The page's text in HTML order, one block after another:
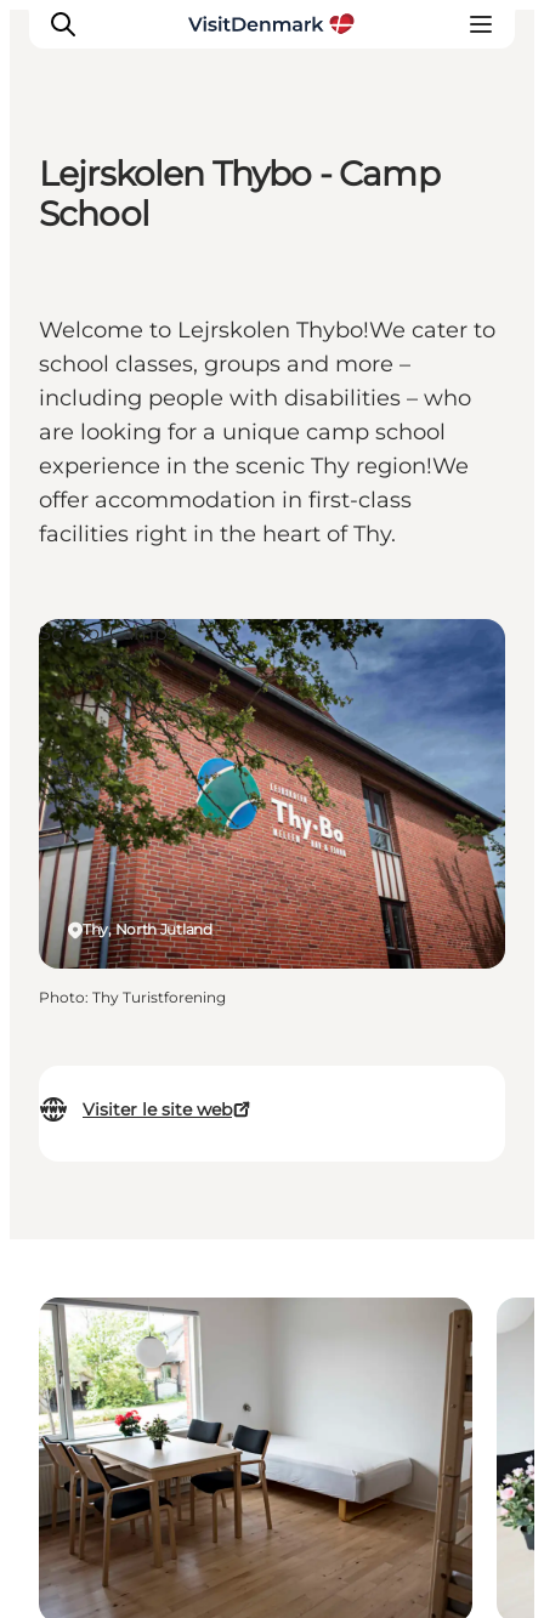
Inspirations
Planifiez votre voyage
Lejrskolen Thybo - Camp
School
Welcome to Lejrskolen Thybo!We cater to
school classes, groups and more –
including people with disabilities – who
are looking for a unique camp school
experience in the scenic Thy region!We
offer accommodation in first-class
facilities right in the heart of Thy.
Visiter le site web
Thy, North Jutland
School Camps
Photo: Thy Turistforening